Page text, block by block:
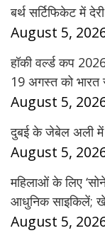
बर्थ सर्टिफिकेट में
August 5,
हॉकी वर्ल्ड कप
19 अगस्त को भारत
August 5,
दुबई के जेबेल अली में
August 5,
महिलाओं के लिए
आधुनिक साइकिलें;
August 5,